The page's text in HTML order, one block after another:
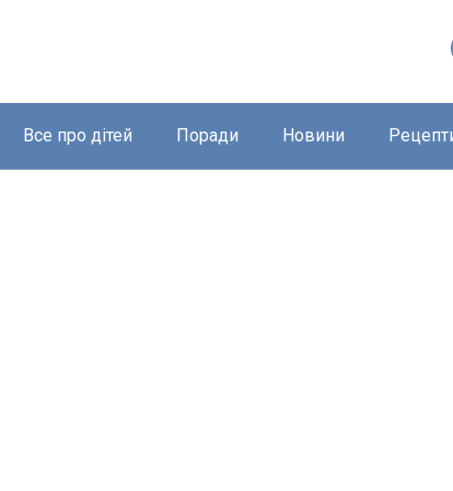
Все про дітей Поради Новини